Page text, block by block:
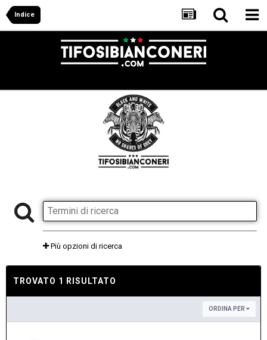
Indice
Più opzioni di ricerca
TROVATO 1 RISULTATO
ORDINA PER